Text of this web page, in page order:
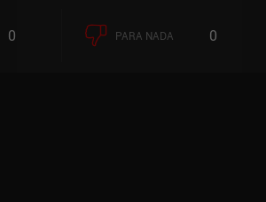
0 PARA NADA 0